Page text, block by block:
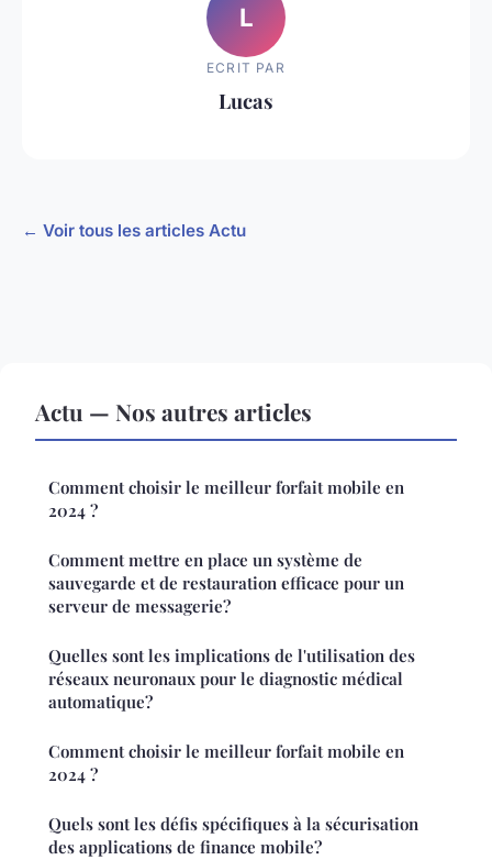
L
ECRIT PAR
Lucas
← Voir tous les articles Actu
Actu — Nos autres articles
Comment choisir le meilleur forfait mobile en
2024 ?
Comment mettre en place un système de
sauvegarde et de restauration efficace pour un
serveur de messagerie?
Quelles sont les implications de l'utilisation des
réseaux neuronaux pour le diagnostic médical
automatique?
Comment choisir le meilleur forfait mobile en
2024 ?
Quels sont les défis spécifiques à la sécurisation
des applications de finance mobile?